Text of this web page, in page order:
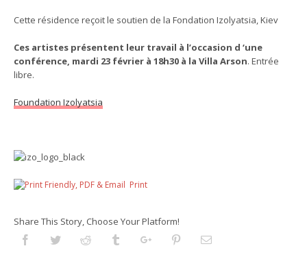
Cette résidence reçoit le soutien de la Fondation Izolyatsia, Kiev
Ces artistes présentent leur travail à l’occasion d ‘une
conférence, mardi 23 février à 18h30 à la Villa Arson. Entrée
libre.
Foundation Izolyatsia
Print
Share This Story, Choose Your Platform!
FacebookTwitterReddit TumblrGoogleplusPinterestEmail